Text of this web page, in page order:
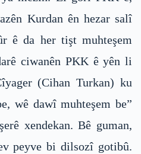
Kurdan ên hezar salî
ê da her tişt muhteşem
ciwanên PKK ê yên li
(Cihan Turkan) ku
wê dawî muhteşem be”
xendekan. Bê guman,
peyve bi dilsozî gotibû.